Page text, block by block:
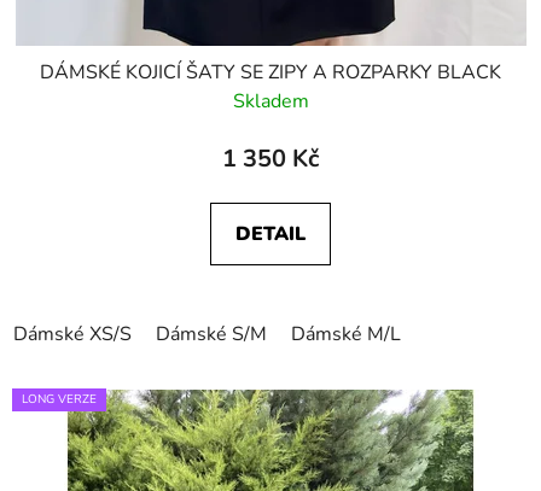
DÁMSKÉ KOJICÍ ŠATY SE ZIPY A ROZPARKY BLACK
Skladem
1 350 Kč
DETAIL
Dámské XS/S Dámské S/M Dámské M/L
LONG VERZE